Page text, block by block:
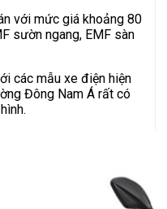
với mức giá khoảng 80
sườn ngang, EMF sàn
các mẫu xe điện hiện
Đông Nam Á rất có